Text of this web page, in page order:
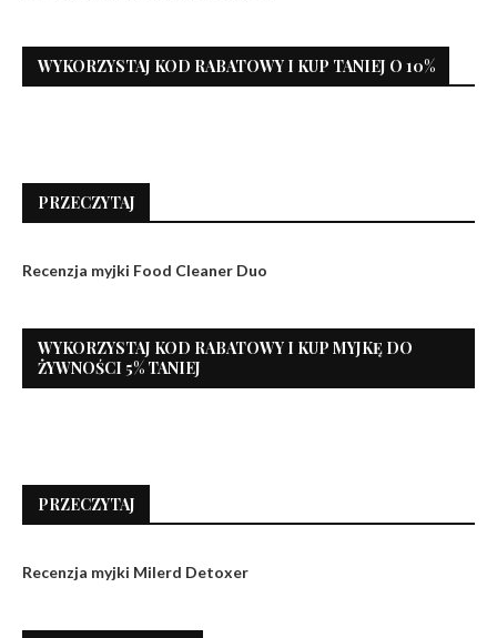
WYKORZYSTAJ KOD RABATOWY I KUP TANIEJ O 10%
PRZECZYTAJ
Recenzja myjki Food Cleaner Duo
WYKORZYSTAJ KOD RABATOWY I KUP MYJKĘ DO
ŻYWNOŚCI 5% TANIEJ
PRZECZYTAJ
Recenzja myjki Milerd Detoxer